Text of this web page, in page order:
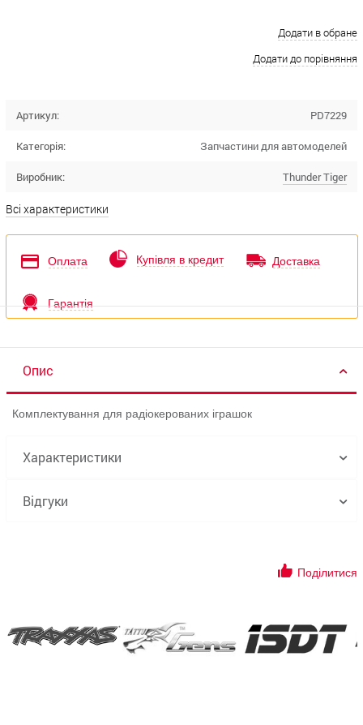
Додати в обране
Додати до порівняння
Артикул: PD7229
Категорія: Запчастини для автомоделей
Виробник: Thunder Tiger
Всі характеристики
Оплата Купівля в кредит Доставка
Гарантія
Опис
Комплектування для радіокерованих іграшок
Характеристики
Відгуки
Поділитися